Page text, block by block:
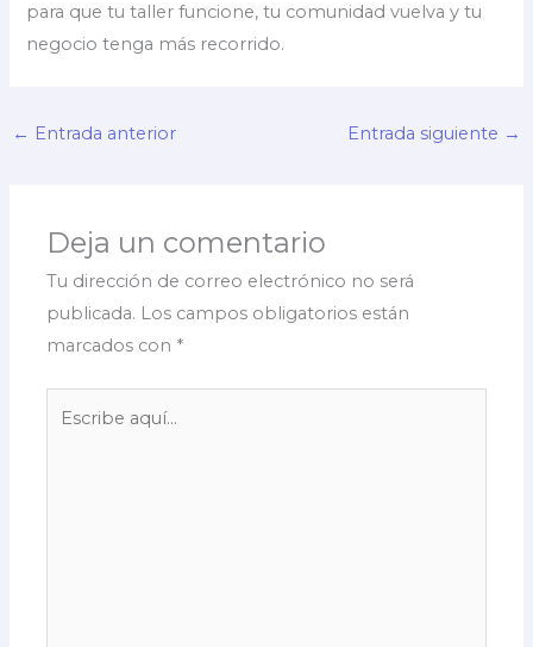
para que tu taller funcione, tu comunidad vuelva y tu
negocio tenga más recorrido.
← Entrada anterior Entrada siguiente →
Deja un comentario
Tu dirección de correo electrónico no será
publicada. Los campos obligatorios están
marcados con *